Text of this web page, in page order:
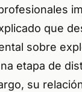
que
sobre
etapa de
su